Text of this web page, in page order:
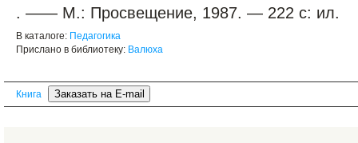
. —— М.: Просвещение, 1987. — 222 с: ил.
В каталоге: Педагогика
Прислано в библиотеку: Валюха
Книга